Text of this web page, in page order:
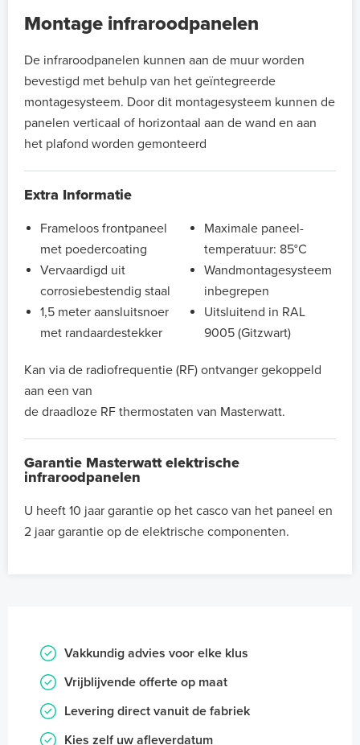
Montage infraroodpanelen
De infraroodpanelen kunnen aan de muur worden
bevestigd met behulp van het geïntegreerde
montagesysteem. Door dit montagesysteem kunnen de
panelen verticaal of horizontaal aan de wand en aan
het plafond worden gemonteerd
Extra Informatie
Frameloos frontpaneel
met poedercoating
Vervaardigd uit
corrosiebestendig staal
1,5 meter aansluitsnoer
met randaardestekker
Maximale paneel-
temperatuur: 85°C
Wandmontagesysteem
inbegrepen
Uitsluitend in RAL
9005 (Gitzwart)
Kan via de radiofrequentie (RF) ontvanger gekoppeld
aan een van
de draadloze RF thermostaten van Masterwatt.
Garantie Masterwatt elektrische
infraroodpanelen
U heeft 10 jaar garantie op het casco van het paneel en
2 jaar garantie op de elektrische componenten.
Vakkundig advies voor elke klus
Vrijblijvende offerte op maat
Levering direct vanuit de fabriek
Kies zelf uw afleverdatum